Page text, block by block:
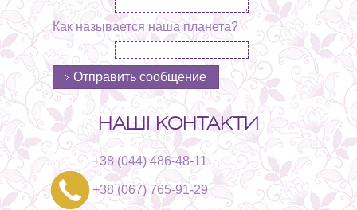
Как называется наша планета?
НАШІ КОНТАКТИ
+38 (044) 486-48-11
+38 (067) 765-91-29